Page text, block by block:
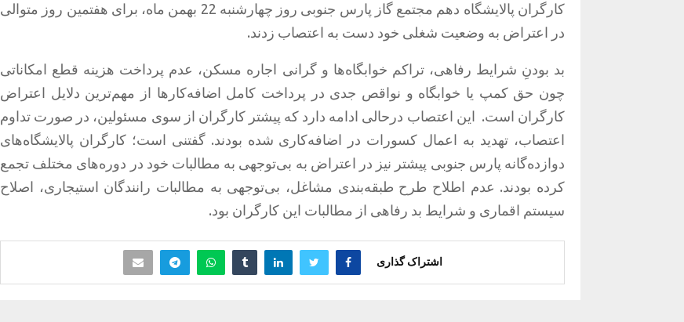
کارگران پالایشگاه دهم مجتمع گاز پارس جنوبی روز چهارشنبه 22 بهمن ماه، برای هفتمین روز متوالی
در اعتراض به وضعیت شغلی خود دست به اعتصاب زدند.
بد بودنِ شرایط رفاهی، تراکم خوابگاه‌ها و گرانی اجاره مسکن، عدم پرداخت هزینه قطع امکاناتی
چون حق کمپ یا خوابگاه و نواقص جدی در پرداخت کامل اضافه‌کارها از مهم‌ترین دلایل اعتراض
کارگران است. این اعتصاب درحالی ادامه دارد که پیشتر کارگران از سوی مسئولین، در صورت تداوم
اعتصاب، تهدید به اعمال کسورات در اضافه‌کاری شده بودند. گفتنی است؛ کارگران پالایشگاه‌های
دوازده‌گانه پارس جنوبی پیشتر نیز در اعتراض به بی‌توجهی به مطالبات خود در دوره‌های مختلف تجمع
کرده بودند. عدم اطلاح طرح طبقه‌بندی مشاغل، بی‌توجهی به مطالبات رانندگان استیجاری، اصلاح
سیستم اقماری و شرایط بد رفاهی از مطالبات این کارگران بود.
اشتراک گذاری